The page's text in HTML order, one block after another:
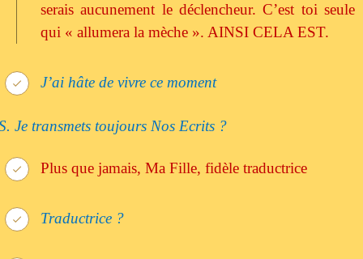
serais aucunement le déclencheur. C’est toi seule
qui « allumera la mèche ». AINSI CELA EST.
J’ai hâte de vivre ce moment
Je transmets toujours Nos Ecrits ?
Plus que jamais, Ma Fille, fidèle traductrice
Traductrice ?